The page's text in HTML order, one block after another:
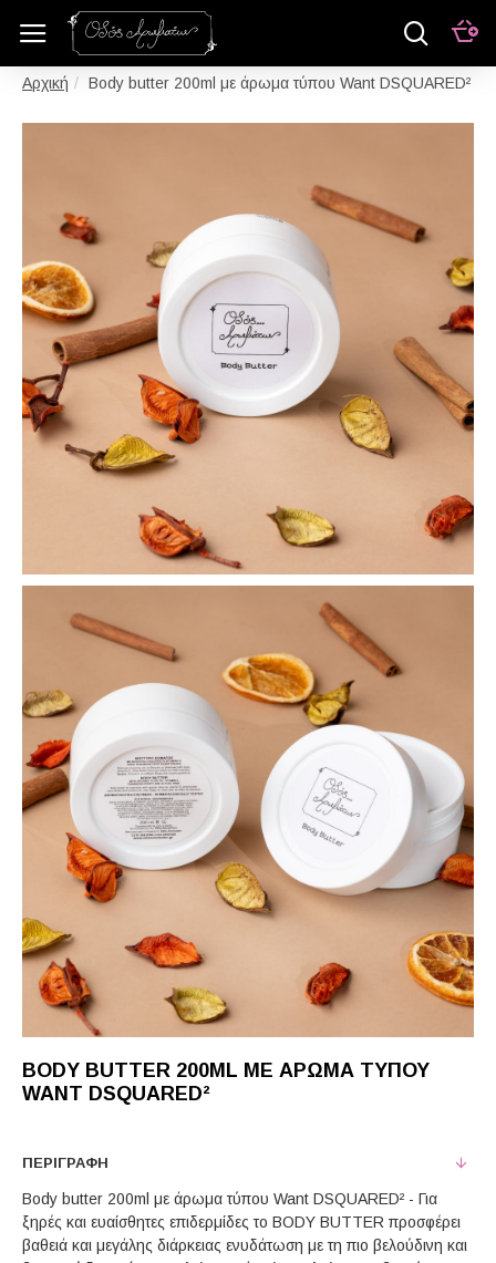
Body butter 200ml με άρωμα τύπου Want DSQUARED²
BODY BUTTER 200ML ΜΕ ΆΡΩΜΑ ΤΎΠΟΥ
WANT DSQUARED²
ΠΕΡΙΓΡΑΦΉ
Body butter 200ml με άρωμα τύπου Want DSQUARED² - Για
ξηρές και ευαίσθητες επιδερμίδες το BODY BUTTER προσφέρει
βαθειά και μεγάλης διάρκειας ενυδάτωση με τη πιο βελούδινη και